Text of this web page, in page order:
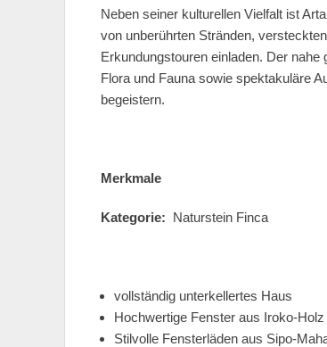
Neben seiner kulturellen Vielfalt ist
von unberührten Stränden,
Erkundungstouren einladen. Der
Flora und Fauna sowie spektakuläre
begeistern.
Merkmale
Kategorie: Naturstein Finca
vollständig unterkellertes Haus
Hochwertige Fenster aus Iroko-Holz
Stilvolle Fensterläden aus Sipo-